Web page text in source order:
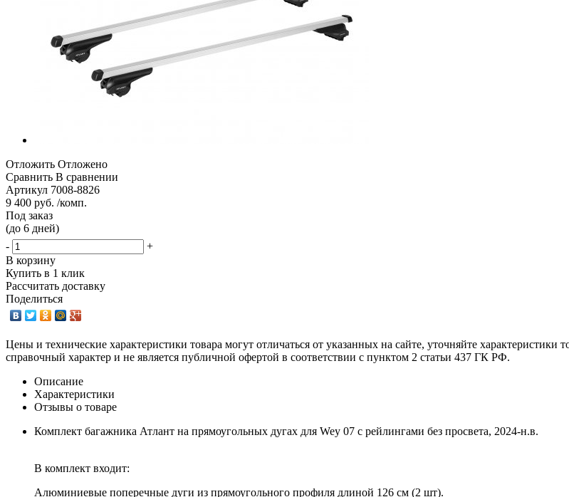
Отложить Отложено
Сравнить В сравнении
Артикул 7008-8826
9 400 руб. /комп.
Под заказ
(до 6 дней)
-
+
В корзину
Купить в 1 клик
Рассчитать доставку
Поделиться
Цены и технические характеристики товара могут отличаться от указанных на сайте, уточняйте
справочный характер и не является публичной офертой в соответствии с пунктом 2 статьи 437 ГК РФ.
Описание
Характеристики
Отзывы о товаре
Комплект багажника Атлант на прямоугольных дугах для Wey 07 с рейлингами без просвета, 2024-н.в.
В комплект входит:
Алюминиевые поперечные дуги из прямоугольного профиля длиной 126 см (2 шт).